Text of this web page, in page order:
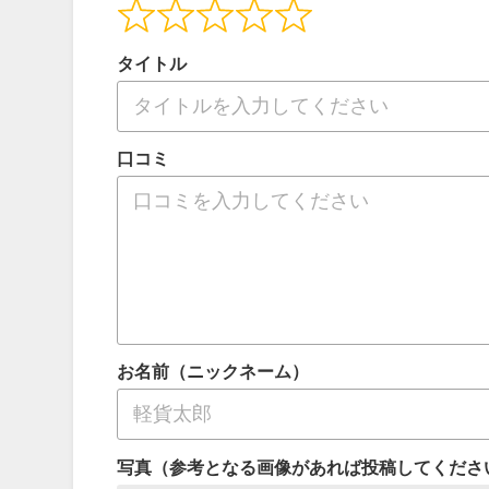
タイトル
口コミ
お名前（ニックネーム）
写真（参考となる画像があれば投稿してくださ